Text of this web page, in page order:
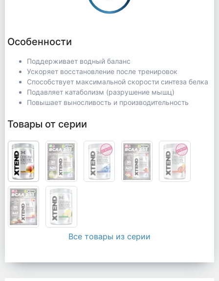
Особенности
Поддерживает водный баланс
Ускоряет восстановление после тренировок
Способствует максимальной скорости синтеза белка
Подавляет катаболизм (разрушение мышц)
Повышает выносливость и производительность
Товары от серии
Все товары из серии